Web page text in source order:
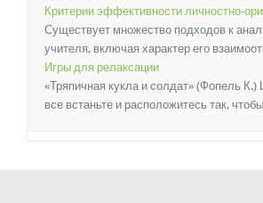
Критерии эффективности личностно-
Существует множество подходов к
учителя, включая характер его
Игры для релаксации
«Тряпичная кукла и солдат» (Фопель
все встаньте и расположитесь так,